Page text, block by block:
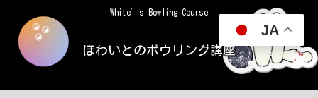
White’s Bowling Course
ほわいとのボウリング講座
JA